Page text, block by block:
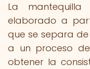
La
elaborado a
que se separa
a un proceso
obtener la